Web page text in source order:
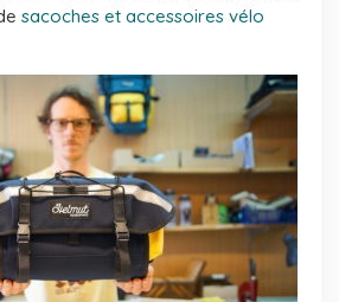
sacoches et accessoires vélo